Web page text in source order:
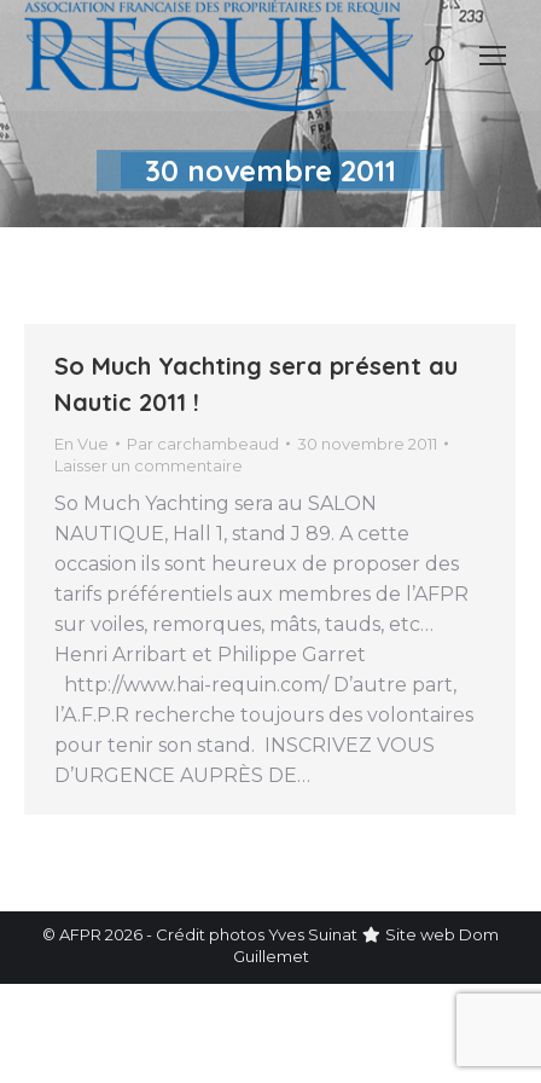
Recherche
30 novembre 2011
So Much Yachting sera présent au
Nautic 2011 !
En Vue Par carchambeaud
30 novembre 2011
Laisser un commentaire
So Much Yachting sera au SALON
NAUTIQUE, Hall 1, stand J 89. A cette
occasion ils sont heureux de proposer des
tarifs préférentiels aux membres de l’AFPR
sur voiles, remorques, mâts, tauds, etc…
Henri Arribart et Philippe Garret
http://www.hai-requin.com/ D’autre part,
l’A.F.P.R recherche toujours des volontaires
pour tenir son stand. INSCRIVEZ VOUS
D’URGENCE AUPRÈS DE…
© AFPR 2026 - Crédit photos Yves Suinat Site web Dom
Guillemet